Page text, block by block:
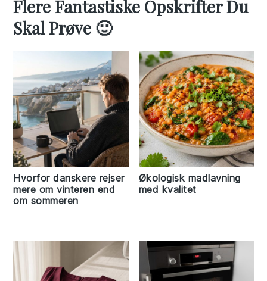
Flere Fantastiske Opskrifter Du
Skal Prøve 🙂
Hvorfor danskere rejser
mere om vinteren end
om sommeren
Økologisk madlavning
med kvalitet